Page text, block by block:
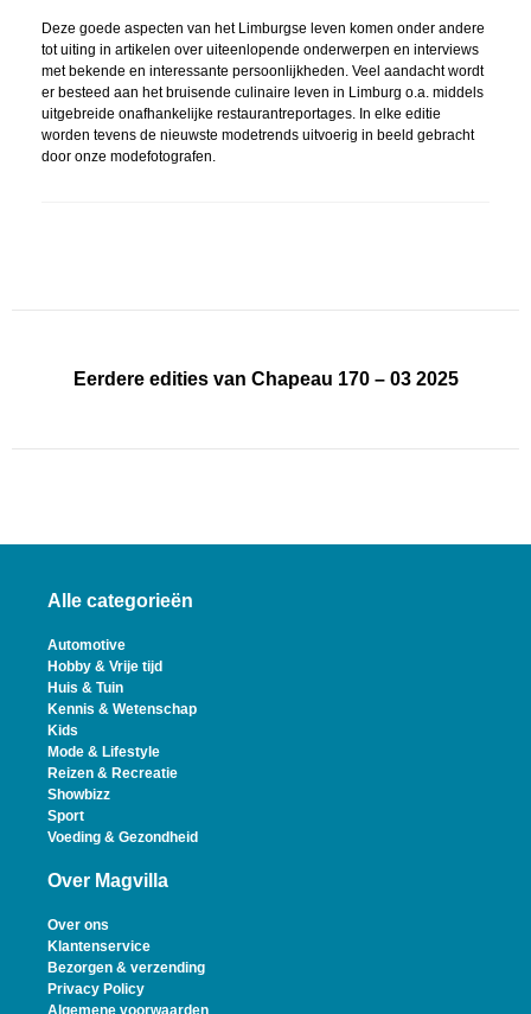
Deze goede aspecten van het Limburgse leven komen onder andere
tot uiting in artikelen over uiteenlopende onderwerpen en interviews
met bekende en interessante persoonlijkheden. Veel aandacht wordt
er besteed aan het bruisende culinaire leven in Limburg o.a. middels
uitgebreide onafhankelijke restaurantreportages. In elke editie
worden tevens de nieuwste modetrends uitvoerig in beeld gebracht
door onze modefotografen.
Eerdere edities van Chapeau 170 – 03 2025
Alle categorieën
Automotive
Hobby & Vrije tijd
Huis & Tuin
Kennis & Wetenschap
Kids
Mode & Lifestyle
Reizen & Recreatie
Showbizz
Sport
Voeding & Gezondheid
Over Magvilla
Over ons
Klantenservice
Bezorgen & verzending
Privacy Policy
Algemene voorwaarden